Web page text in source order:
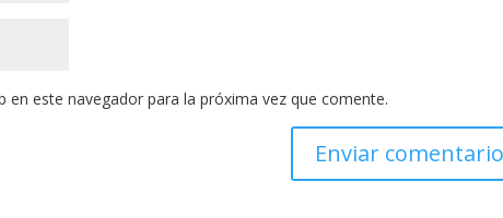
este navegador para la próxima vez que comente.